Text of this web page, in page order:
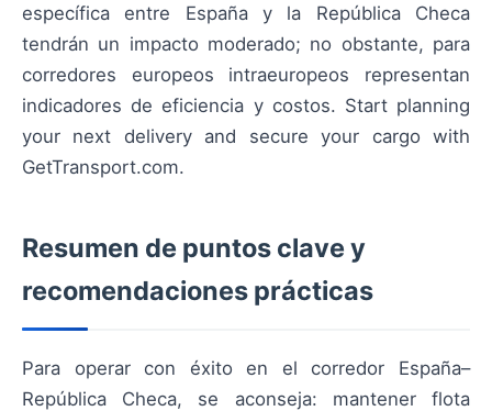
específica entre España y la República Checa
tendrán un impacto moderado; no obstante, para
corredores europeos intraeuropeos representan
indicadores de eficiencia y costos. Start planning
your next delivery and secure your cargo with
GetTransport.com.
Resumen de puntos clave y
recomendaciones prácticas
Para operar con éxito en el corredor España–
República Checa, se aconseja: mantener flota